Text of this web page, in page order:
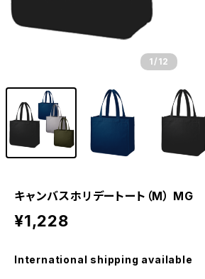
1 /12
キャンバスホリデートート（M） MG
¥1,228
International shipping available